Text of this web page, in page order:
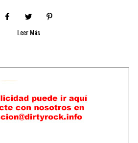
Leer Más